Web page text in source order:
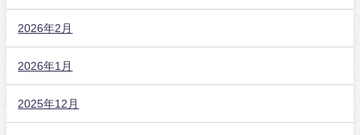
2026年2月
2026年1月
2025年12月